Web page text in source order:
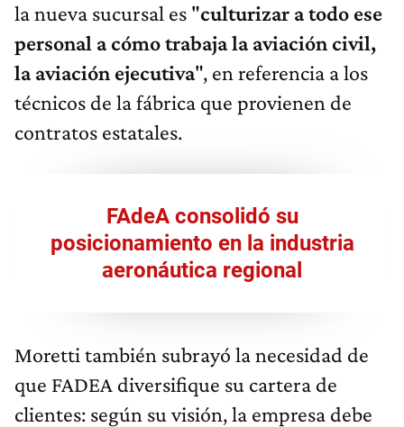
la nueva sucursal es "culturizar a todo ese
personal a cómo trabaja la aviación civil,
la aviación ejecutiva", en referencia a los
técnicos de la fábrica que provienen de
contratos estatales.
FAdeA consolidó su
posicionamiento en la industria
aeronáutica regional
Moretti también subrayó la necesidad de
que FADEA diversifique su cartera de
clientes: según su visión, la empresa debe